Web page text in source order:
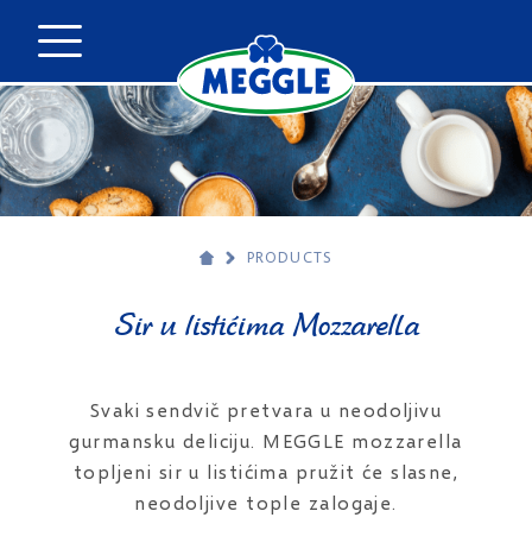
PRODUCTS
Sir u listićima Mozzarella
Svaki sendvič pretvara u neodoljivu
gurmansku deliciju. MEGGLE mozzarella
topljeni sir u listićima pružit će slasne,
neodoljive tople zalogaje.